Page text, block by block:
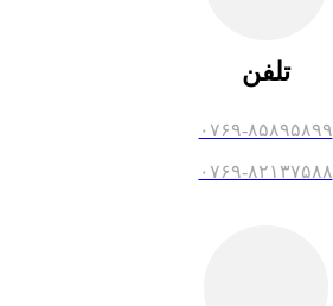
تلفن
۰۷۶۹-۸۵۸۹۵۸۹۹
۰۷۶۹-۸۲۱۳۷۵۸۸